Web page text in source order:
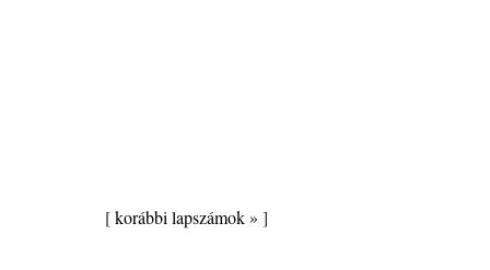
[korábbi lapszámok » ]